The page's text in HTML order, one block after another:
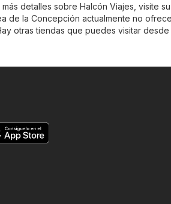
detalles sobre Halcón Viajes, visite
de la Concepción actualmente no
otras tiendas que puedes visitar